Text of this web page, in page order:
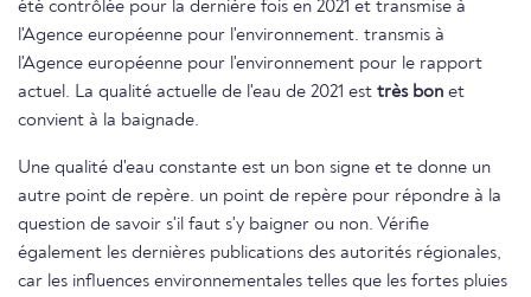
été contrôlée pour la dernière fois en 2021 et transmise à
l'Agence européenne pour l'environnement. transmis à
l'Agence européenne pour l'environnement pour le rapport
actuel. La qualité actuelle de l'eau de 2021 est très bon et
convient à la baignade.
Une qualité d'eau constante est un bon signe et te donne un
autre point de repère. un point de repère pour répondre à la
question de savoir s'il faut s'y baigner ou non. Vérifie
également les dernières publications des autorités régionales,
car les influences environnementales telles que les fortes pluies